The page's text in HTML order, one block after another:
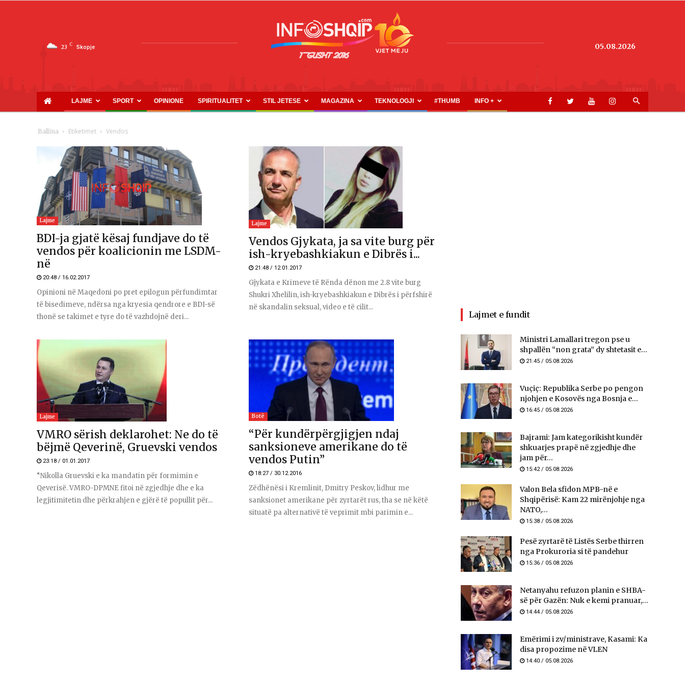
23 C Skopje
INFOSHQIP.COM
05.08.2026
LAJME SPORT OPINIONE SPIRITUALITET STIL JETESE MAGAZINA TEKNOLOGJI #THUMB INFO +
Ballina Etiketimet Vendos
Lajme
BDI-ja gjatë kësaj fundjave do të
vendos për koalicionin me LSDM-
në
20:48 / 16.02.2017
Opinioni në Maqedoni po pret epilogun përfundimtar
të bisedimeve, ndërsa nga kryesia qendrore e BDI-së
thonë se takimet e tyre do të vazhdojnë deri...
Lajme
Vendos Gjykata, ja sa vite burg për
ish-kryebashkiakun e Dibrës i...
21:48 / 12.01.2017
Gjykata e Krimeve të Rënda dënon me 2.8 vite burg
Shukri Xhelilin, ish-kryebashkiakun e Dibrës i përfshirë
në skandalin seksual, video e të cilit...
Lajme
VMRO sërish deklarohet: Ne do të
bëjmë Qeverinë, Gruevski vendos
23:18 / 01.01.2017
“Nikolla Gruevski e ka mandatin për formimin e
Qeverisë. VMRO-DPMNE fitoi në zgjedhje dhe e ka
legjitimitetin dhe përkrahjen e gjërë të popullit për...
Botë
“Për kundërpërgjigjen ndaj
sanksioneve amerikane do të
vendos Putin”
18:27 / 30.12.2016
Zëdhënësi i Kremlinit, Dmitry Peskov, lidhur me
sanksionet amerikane për zyrtarët rus, tha se në këtë
situatë pa alternativë të veprimit mbi parimin e...
Lajmet e fundit
Ministri Lamallari tregon pse u
shpallën “non grata” dy shtetasit e...
21:45 / 05.08.2026
Vuçiç: Republika Serbe po pengon
njohjen e Kosovës nga Bosnja e...
16:45 / 05.08.2026
Bajrami: Jam kategorikisht kundër
shkuarjes prapë në zgjedhje dhe
jam për...
15:42 / 05.08.2026
Valon Bela sfidon MPB-në e
Shqipërisë: Kam 22 mirënjohje nga
NATO,...
15:38 / 05.08.2026
Pesë zyrtarë të Listës Serbe thirren
nga Prokuroria si të pandehur
15:36 / 05.08.2026
Netanyahu refuzon planin e SHBA-
së për Gazën: Nuk e kemi pranuar,...
14:44 / 05.08.2026
Emërimi i zv/ministrave, Kasami: Ka
disa propozime në VLEN
14:40 / 05.08.2026